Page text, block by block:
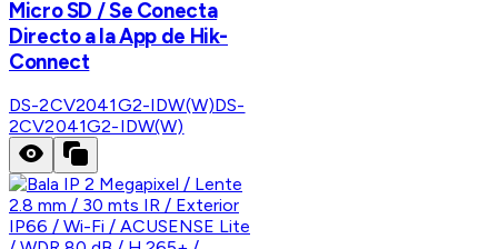
Micro SD / Se Conecta
Directo a la App de Hik-
Connect
DS-2CV2041G2-IDW(W)DS-
2CV2041G2-IDW(W)